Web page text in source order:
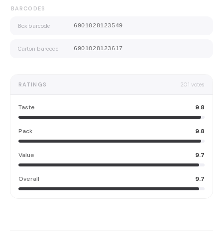
BARCODES
Box barcode 6901028123549
Carton barcode 6901028123617
RATINGS 201 votes
Taste 9.8
Pack 9.8
Value 9.7
Overall 9.7